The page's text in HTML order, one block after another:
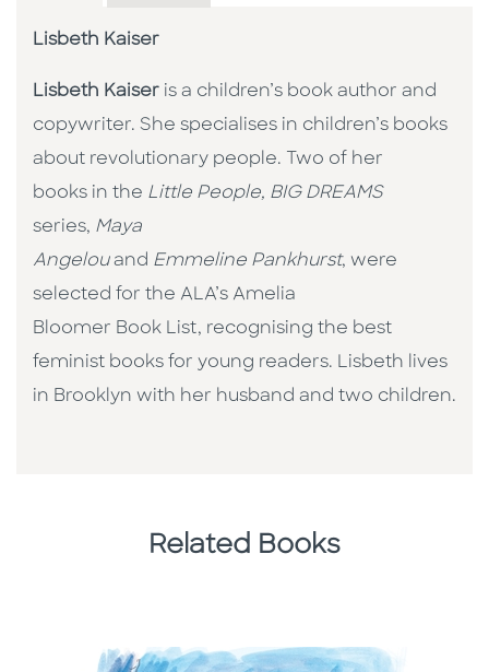
Lisbeth Kaiser
Lisbeth Kaiser is a children’s book author and
copywriter. She specialises in children’s books
about revolutionary people. Two of her
books in the Little People, BIG DREAMS
series, Maya
Angelouand Emmeline Pankhurst, were
selected for the ALA’s Amelia
Bloomer Book List, recognising the best
feminist books for young readers. Lisbeth lives
in Brooklyn with her husband and two children.
Related Books